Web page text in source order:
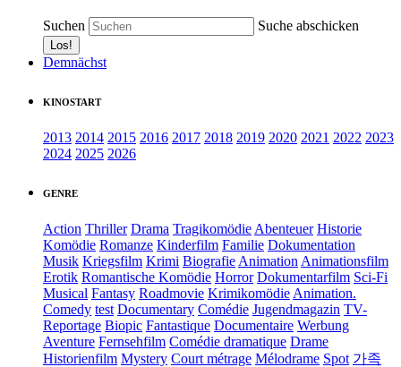
Suchen Suche abschicken
Demnächst
KINOSTART
2013 2014 2015 2016 2017 2018 2019 2020 2021 2022 2023
2024 2025 2026
GENRE
Action Thriller Drama Tragikomödie Abenteuer Historie
Komödie Romanze Kinderfilm Familie Dokumentation
Musik Kriegsfilm Krimi Biografie Animation Animationsfilm
Erotik Romantische Komödie Horror Dokumentarfilm Sci-Fi
Musical Fantasy Roadmovie Krimikomödie Animation.
Comedy test Documentary Comédie Jugendmagazin TV-
Reportage Biopic Fantastique Documentaire Werbung
Aventure Fernsehfilm Comédie dramatique Drame
Historienfilm Mystery Court métrage Mélodrame Spot 가족